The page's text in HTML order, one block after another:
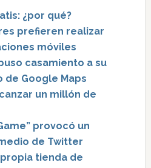
¿por qué?
prefieren realizar
móviles
casamiento a su
de Google Maps
un millón de
provocó un
de Twitter
tienda de